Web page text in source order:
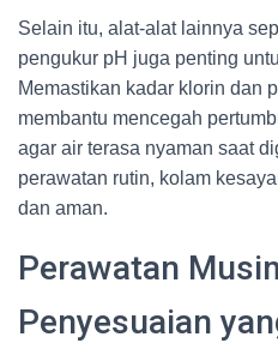
Selain itu, alat-alat lainnya
pengukur pH juga penting
Memastikan kadar klorin dan
membantu mencegah
agar air terasa nyaman saat
perawatan rutin, kolam
dan aman.
Perawatan
Penyesuaian